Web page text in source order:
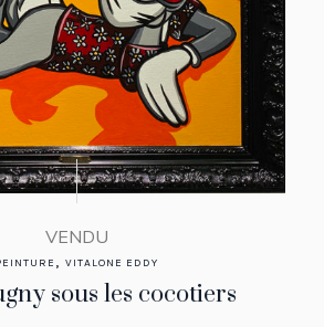
VENDU
, VITALONE EDDY
sous les cocotiers